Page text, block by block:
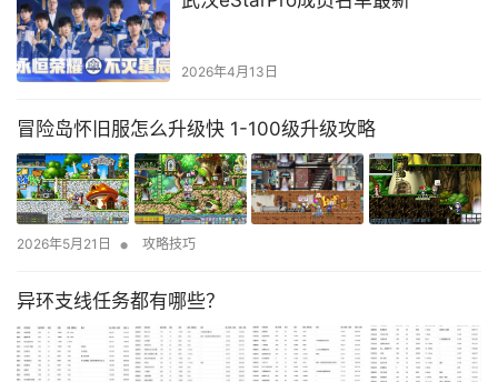
2026年4月13日
冒险岛怀旧服怎么升级快 1-100级升级攻略
2026年5月21日 • 攻略技巧
异环支线任务都有哪些？